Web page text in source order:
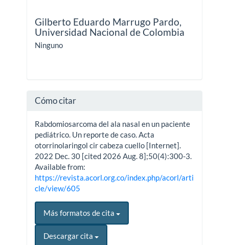
Gilberto Eduardo Marrugo Pardo,
Universidad Nacional de Colombia
Ninguno
Cómo citar
Rabdomiosarcoma del ala nasal en un paciente
pediátrico. Un reporte de caso. Acta
otorrinolaringol cir cabeza cuello [Internet].
2022 Dec. 30 [cited 2026 Aug. 8];50(4):300-3.
Available from:
https://revista.acorl.org.co/index.php/acorl/arti
cle/view/605
Más formatos de cita
Descargar cita